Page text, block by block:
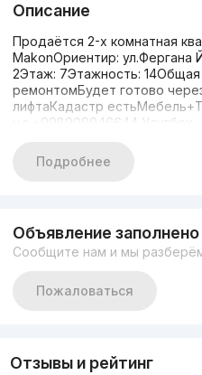
Описание
Продаётся 2-х комнатная
MakonОриентир: ул.Фергана
2Этаж: 7Этажность:
ремонтомБудет готово
лифтаКадастр
y.e.+998909946644 Улугбек
Подробнее
Объявление
Сообщите нам и мы
Пожаловаться
Отзывы и рейтинг